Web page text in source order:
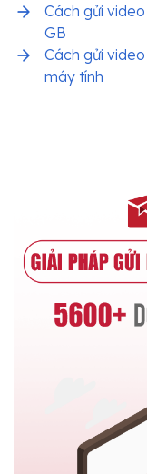
Cách gửi
GB
Cách gửi
máy tính